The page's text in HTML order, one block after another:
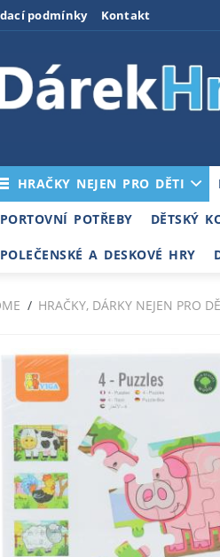
podmínky Kontakt
HRAČKY NEJEN PRO DĚTI
POTŘEBY DĚTSKÝ
A DESKOVÉ HRY
HRAČKY, DÁRKY NEJEN PRO